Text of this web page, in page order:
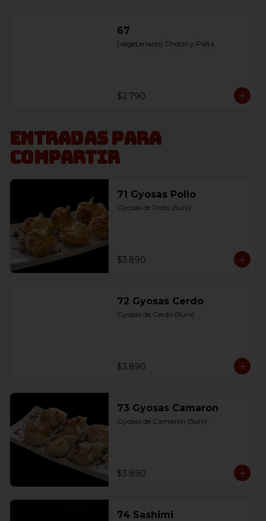
67
(Vegetariano) Choclo y Palta
$2.790
Entradas para
compartir
71 Gyosas Pollo
Gyosas de Pollo (5uni)
$3.890
72 Gyosas Cerdo
Gyosas de Cerdo (5uni)
$3.890
73 Gyosas Camaron
Gyosas de Camarón (5uni)
$3.890
74 Sashimi